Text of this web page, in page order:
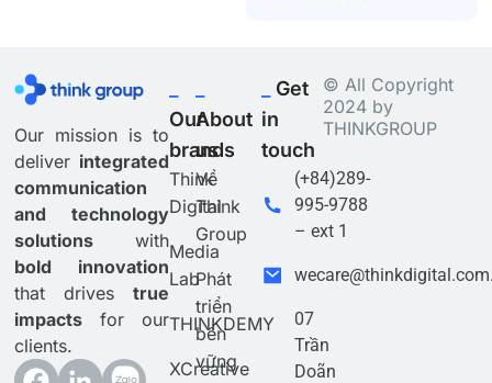
Our mission is to
deliver integrated
communication
and technology
solutions with
bold innovation
that drives true
impacts for our
clients.
Our
brands
Think
Digital
Media
Lab
THINKDEMY
XCreative
About
us
Về
Think
Group
Phát
triển
bền
vững
Get
in
touch
(+84)289-
995-9788
– ext 1
07
Trần
Doãn
© All Copyright
2024 by
THINKGROUP